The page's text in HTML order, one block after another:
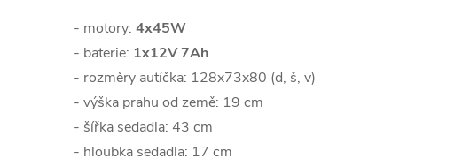
- motory: 4x45W
- baterie: 1x12V 7Ah
- rozměry autíčka: 128x73x80 (d, š, v)
- výška prahu od země: 19 cm
- šířka sedadla: 43 cm
- hloubka sedadla: 17 cm